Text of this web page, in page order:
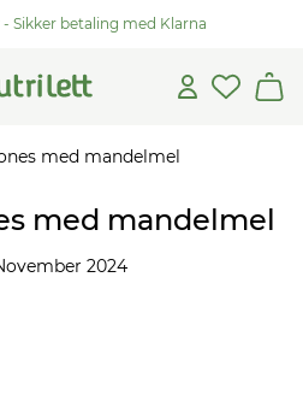
Sikker betaling med Klarna
med mandelmel
med mandelmel
2024